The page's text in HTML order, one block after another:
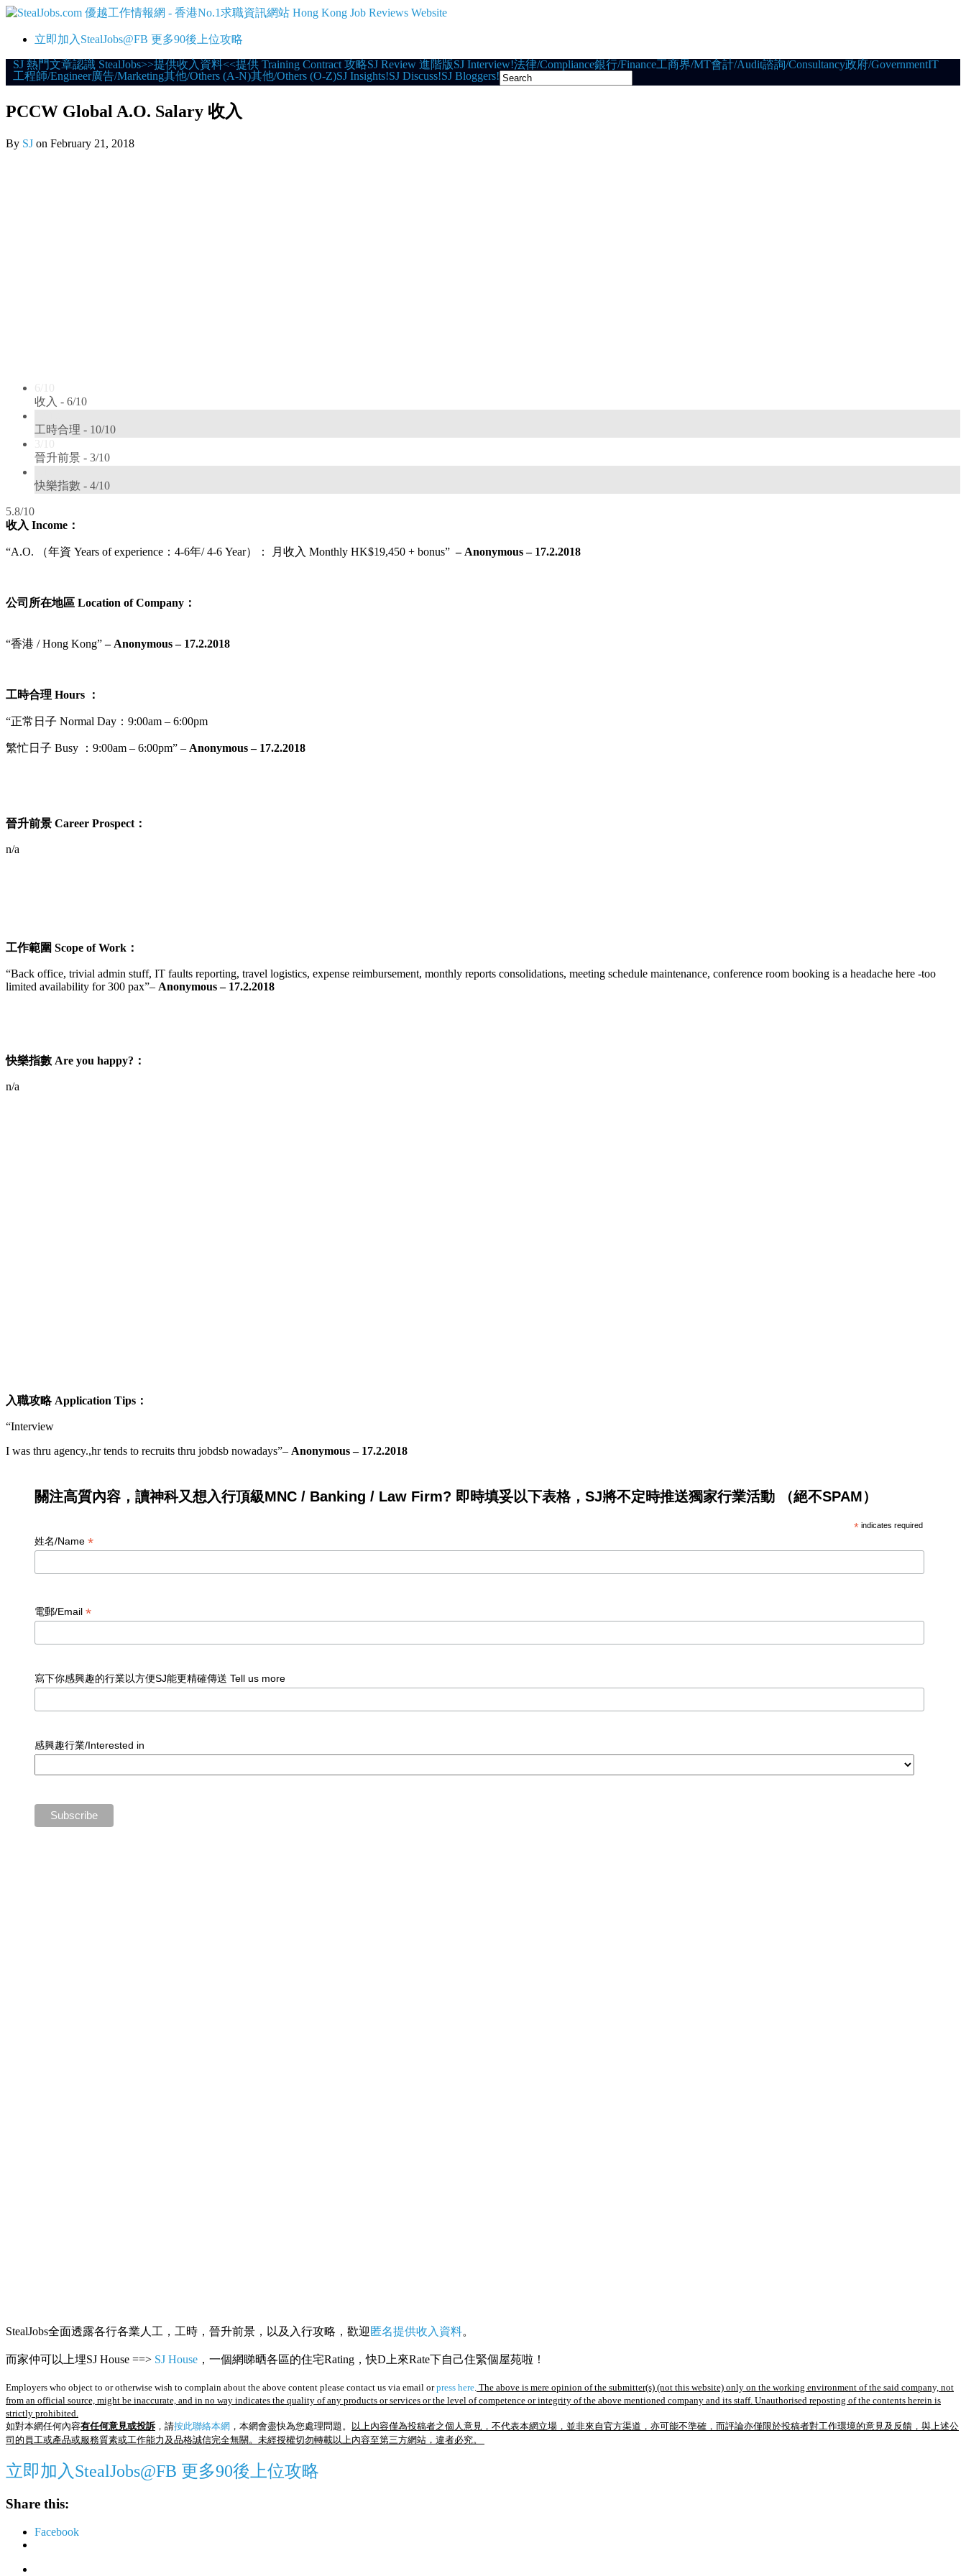
立即加入StealJobs@FB 更多90後上位攻略
Skip
to
SJ 熱門文章認識 StealJobs>>提供收入資料<<提供 Training Contract 攻略SJ Review 進階版SJ Interview!法律/Compliance銀行/Finance工商界/MT會計/Audit諮詢/Consultancy政府/GovernmentIT
工程師/Engineer廣告/Marketing其他/Others (A-N)其他/Others (O-Z)SJ Insights!SJ Discuss!SJ Bloggers!
PCCW Global A.O. Salary 收入
By SJ on February 21, 2018
6/10
收入 - 6/10
工時合理 - 10/10
3/10
晉升前景 - 3/10
快樂指數 - 4/10
5.8/10
收入 Income ：
“A.O. （年資 Years of experience：4-6年/ 4-6 Year） ： 月收入 Monthly HK$19,450 + bonus” – Anonymous – 17.2.2018
公司所在地區 Location of Company：
“香港 / Hong Kong”– Anonymous – 17.2.2018
工時合理 Hours ：
“正常日子 Normal Day：9:00am – 6:00pm
繁忙日子 Busy ：9:00am – 6:00pm” – Anonymous – 17.2.2018
晉升前景 Career Prospect ：
n/a
工作範圍 Scope of Work ：
“Back office, trivial admin stuff, IT faults reporting, travel logistics, expense reimbursement, monthly reports consolidations, meeting schedule maintenance, conference room booking is a headache here -too
limited availability for 300 pax”– Anonymous – 17.2.2018
快樂指數 Are you happy? ：
n/a
入職攻略 Application Tips ：
“Interview
I was thru agency.,hr tends to recruits thru jobdsb nowadays”– Anonymous – 17.2.2018
關注高質內容，讀神科又想入行頂級MNC / Banking / Law Firm? 即時填妥以下表格，SJ將不定時推送獨家行業活動 （絕不SPAM）
* indicates required
姓名/Name *
電郵/Email *
寫下你感興趣的行業以方便SJ能更精確傳送 Tell us more
感興趣行業/Interested in
StealJobs全面透露各行各業人工，工時，晉升前景，以及入行攻略，歡迎 匿名提供收入資料。
而家仲可以上埋SJ House ==> SJ House ，一個網睇晒各區的住宅Rating，快D上來Rate下自己住緊個屋苑啦！
Employers who object to or otherwise wish to complain about the above content please contact us via email orpress here. The above is mere opinion of the submitter(s) (not this website) only on the working environment of the said company, not
from an official source, might be inaccurate, and in no way indicates the quality of any products or services or the level of competence or integrity of the above mentioned company and its staff. Unauthorised reposting of the contents herein is
strictly prohibited.
如對本網任何內容有任何意見或投訴 ，請按此聯絡本網 ，本網會盡快為您處理問題。
以上內容僅為投稿者之個人意見，不代表本網立場，並非來自官方渠道，亦可能不準確，而評論亦僅限於投稿者對工作環境的意見及反饋，與上述公
司的員工或產品或服務質素或工作能力及品格誠信完全無關。未經授權切勿轉載以上內容至第三方網站，違者必究。
立即加入StealJobs@FB 更多90後上位攻略
Share this:
Facebook